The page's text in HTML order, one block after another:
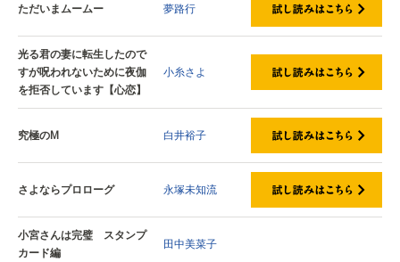
ただいまムームー 夢路行
光る君の妻に転生したので
すが呪われないために夜伽
を拒否しています【心恋】
小糸さよ
究極のM 白井裕子
さよならプロローグ 永塚未知流
小宮さんは完璧 スタンプ
カード編
田中美菜子